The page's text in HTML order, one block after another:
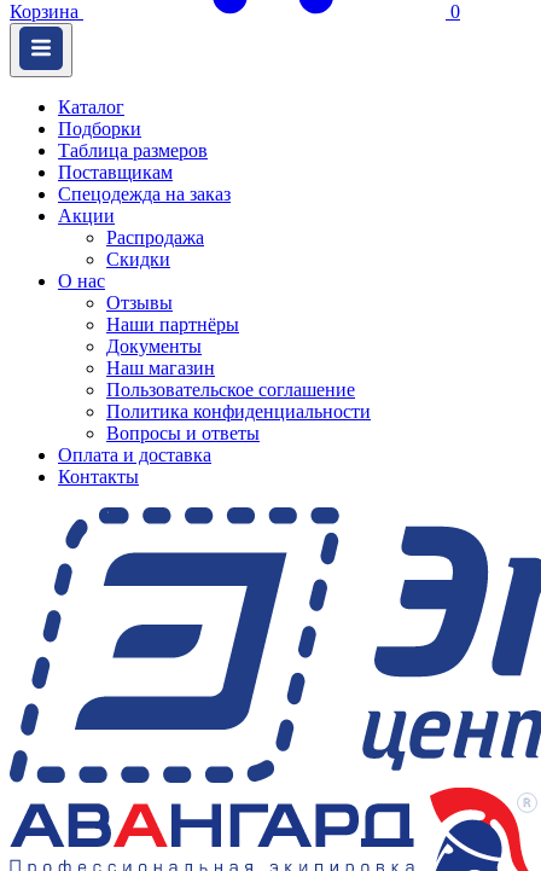
Корзина 0
Каталог
Подборки
Таблица размеров
Поставщикам
Спецодежда на заказ
Акции
Распродажа
Скидки
О нас
Отзывы
Наши партнёры
Документы
Наш магазин
Пользовательское соглашение
Политика конфиденциальности
Вопросы и ответы
Оплата и доставка
Контакты